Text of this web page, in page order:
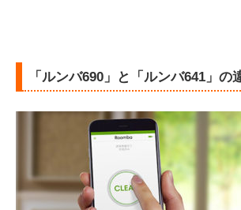
「ルンバ690」と「ルンバ641」の